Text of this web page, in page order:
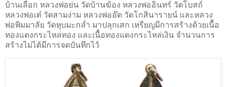
บ้านเลือก หลวงพ่อย่น วัดบ้านฆ้อง หลวงพ่ออินทร์ วัดโบสถ์
หลวงพ่อเต๋ วัดสามง่าม หลวงพ่ออ๊ด วัดโกสินารายน์ และหลวง
พ่อพิมมาลัย วัดหุบมะกล่ำ มาปลุกเสก เหรียญมีการสร้างด้วยเนื้อ
ทองแดงกระไหล่ทอง และเนื้อทองแดงกระไหล่เงิน จำนวนการ
สร้างไม่ได้มีการจดบันทึกไว้